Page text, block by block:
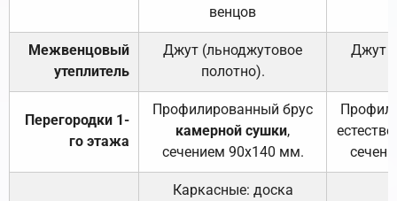
венцов
Межвенцовый
утеплитель
Джут (льноджутовое
полотно).
Джут
Перегородки 1-
го этажа
Профилированный брус
камерной сушки,
сечением 90х140 мм.
Каркасные: доска